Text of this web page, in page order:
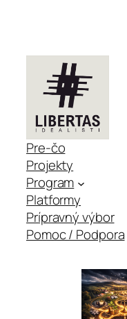
Pre-čo
Projekty
Program
Platformy
Prípravný výbor
Pomoc / Podpora